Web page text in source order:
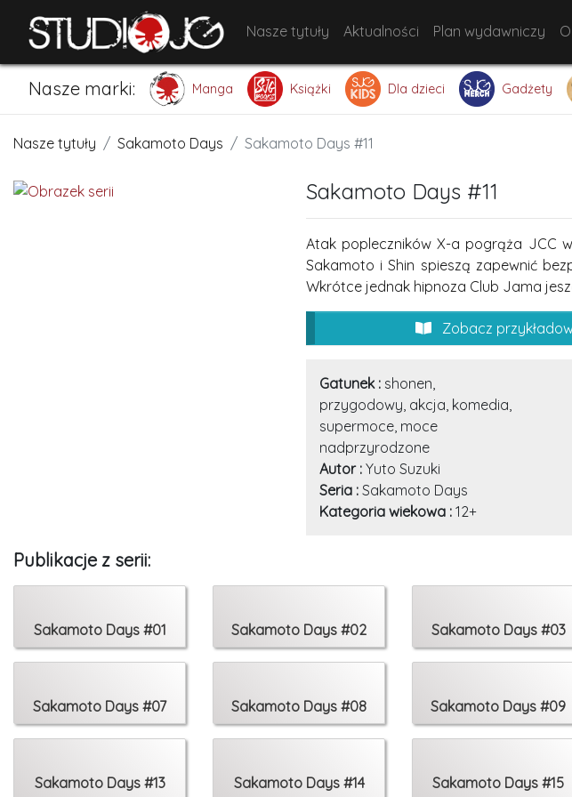
Nasze tytuły Aktualności Plan wydawniczy
Nasze marki: Manga Książki Dla dzieci Gadżety
Nasze tytuły Sakamoto Days Sakamoto Days #11
Sakamoto Days #11
Atak popleczników X-a pogrąża JCC
Sakamoto i Shin spieszą zapewnić
Wkrótce jednak hipnoza Club Jama
Zobacz
Gatunek : shonen,
przygodowy, akcja, komedia,
supermoce, moce
nadprzyrodzone
Autor : Yuto Suzuki
Seria : Sakamoto Days
Kategoria wiekowa : 12+
Publikacje z serii:
Sakamoto Days #01 Sakamoto Days #02 Sakamoto Days #03
Sakamoto Days #07 Sakamoto Days #08 Sakamoto Days #09
Sakamoto Days #13 Sakamoto Days #14 Sakamoto Days #15